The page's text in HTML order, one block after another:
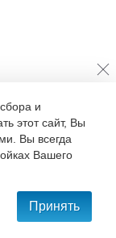
и
этот сайт, Вы
Вы всегда
Вашего
Принять